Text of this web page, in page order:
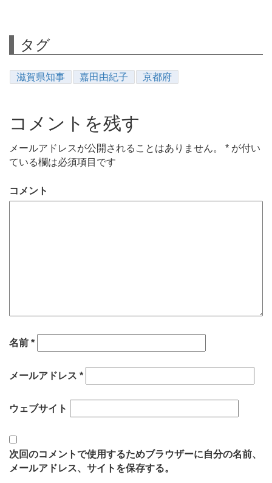
タグ
滋賀県知事 嘉田由紀子 京都府
コメントを残す
メールアドレスが公開されることはありません。 * が付い
ている欄は必須項目です
コメント
名前 *
メールアドレス *
ウェブサイト
次回のコメントで使用するためブラウザーに自分の名前、
メールアドレス、サイトを保存する。